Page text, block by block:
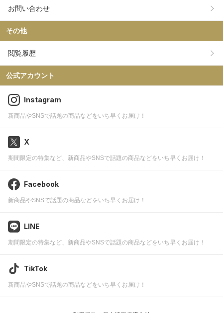
お問い合わせ
その他
閲覧履歴
公式アカウント
Instagram
新商品やSNSで話題の商品などをいち早くお届け！
X
期間限定の特集など、新商品やSNSで話題の商品などをいち早くお届け！
Facebook
新商品やSNSで話題の商品などをいち早くお届け！
LINE
期間限定の特集など、新商品やSNSで話題の商品などをいち早くお届け！
TikTok
新商品やSNSで話題の商品などをいち早くお届け！